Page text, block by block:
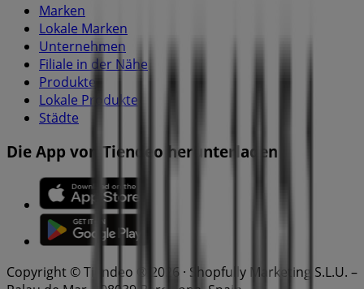
Marken
Lokale Marken
Unternehmen
Filiale in der Nähe
Produkte
Lokale Produkte
Städte
Die App von Tiendeo herunterladen
Copyright © Tiendeo ® 2026 · Shopfully Marketing S.L.U. –